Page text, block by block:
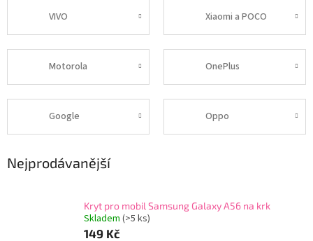
VIVO Xiaomi a POCO
Motorola OnePlus
Google Oppo
Nejprodávanější
Kryt pro mobil Samsung Galaxy A56 na krk
Skladem (>5 ks)
149 Kč